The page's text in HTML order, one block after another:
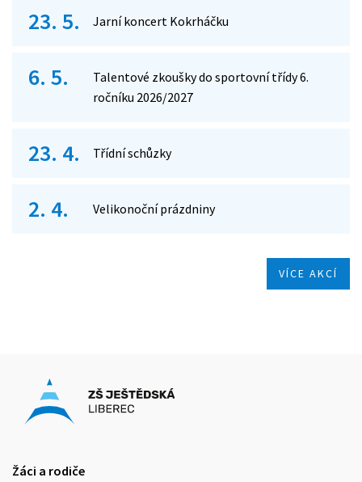
23. 5. Jarní koncert Kokrháčku
6. 5.
Talentové zkoušky do sportovní třídy 6.
ročníku 2026/2027
23. 4. Třídní schůzky
2. 4. Velikonoční prázdniny
VÍCE AKCÍ
Žáci a rodiče